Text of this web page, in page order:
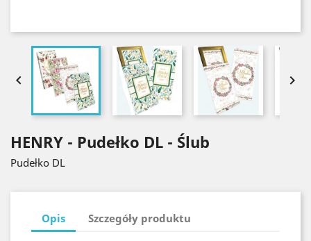
 
HENRY - Pudełko DL - Ślub
Pudełko DL
Opis Szczegóły produktu